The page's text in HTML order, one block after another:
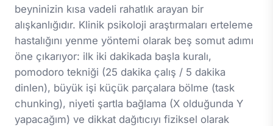
beyninizin kısa vadeli rahatlık arayan bir
alışkanlığıdır. Klinik psikoloji araştırmaları erteleme
hastalığını yenme yöntemi olarak beş somut adımı
öne çıkarıyor: ilk iki dakikada başla kuralı,
pomodoro tekniği (25 dakika çalış / 5 dakika
dinlen), büyük işi küçük parçalara bölme (task
chunking), niyeti şartla bağlama (X olduğunda Y
yapacağım) ve dikkat dağıtıcıyı fiziksel olarak